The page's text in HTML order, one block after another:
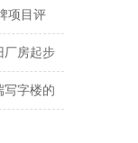
项目评
厂房起步
写字楼的